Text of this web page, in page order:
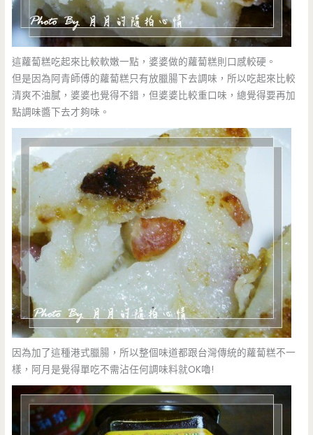
這蘿蔔糕吃起來比較軟嫩一點，婆婆做的蘿蔔糕則口感較硬。
但是因為阿青師傅的蘿蔔糕只有放臘腸下去調味，所以吃起來比較
清爽不油膩，婆婆也覺得不錯，但婆婆比較重口味，總覺得要再加
點調味醬下去才夠味。
因為加了這種港式臘腸，所以整個味道都跟台灣傳統的蘿蔔糕不一
樣，阿月是覺得單吃不需沾任何調味料就OK嚕!